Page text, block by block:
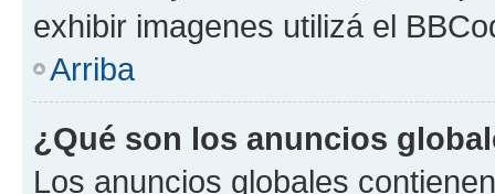
exhibir imagenes utilizá el
Arriba
¿Qué son los anuncios
Los anuncios globales